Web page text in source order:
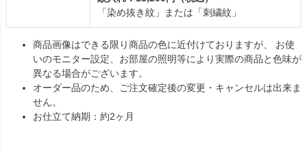
「染め抜き紋」または「刺繍紋」
商品画像はできる限り商品の色に近付けておりますが、 お使
いのモニター設定、お部屋の照明等により実際の商品と色味が
異なる場合がございます。
オーダー品のため、ご注文確定後の変更・キャンセルは出来ま
せん。
お仕立て納期：約2ヶ月